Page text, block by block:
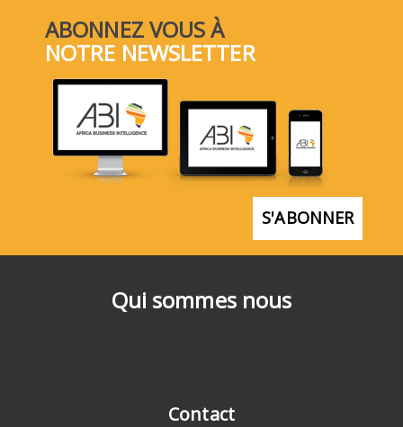
Qui sommes nous
Contact
ABONNEZ VOUS À
NOTRE NEWSLETTER
S'ABONNER